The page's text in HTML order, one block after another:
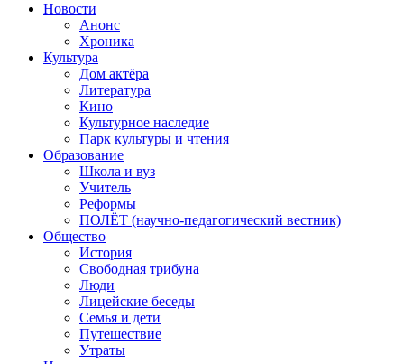
Новости
Анонс
Хроника
Культура
Дом актёра
Литература
Кино
Культурное наследие
Парк культуры и чтения
Образование
Школа и вуз
Учитель
Реформы
ПОЛЁТ (научно-педагогический вестник)
Общество
История
Свободная трибуна
Люди
Лицейские беседы
Семья и дети
Путешествие
Утраты